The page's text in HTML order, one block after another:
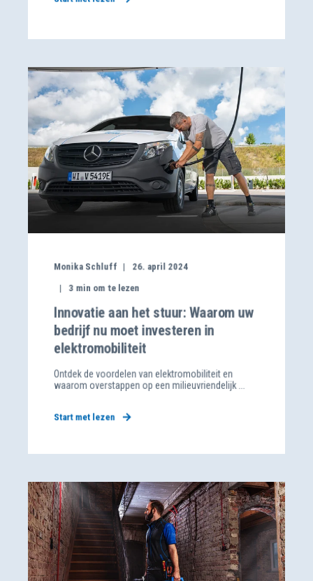
Monika Schluff
26. april 2024
3 min om te lezen
Innovatie aan het stuur: Waarom uw
bedrijf nu moet investeren in
elektromobiliteit
Ontdek de voordelen van elektromobiliteit en
waarom overstappen op een milieuvriendelijk ...
Start met lezen